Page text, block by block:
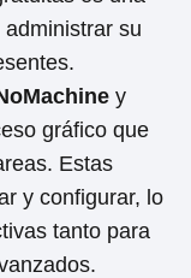
su
y
gráfico que
Estas
y configurar, lo
tanto para